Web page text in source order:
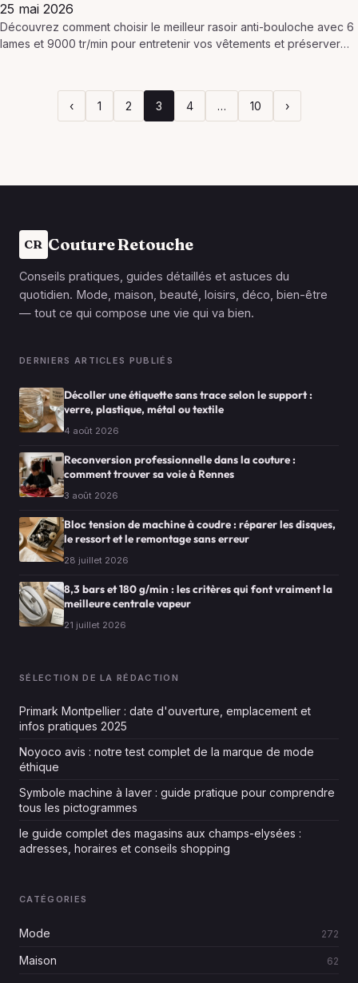
25 mai 2026
Découvrez comment choisir le meilleur rasoir anti-bouloche avec 6
lames et 9000 tr/min pour entretenir vos vêtements et préserver
‹ 1 2 3 4 … 10 ›
CR Couture Retouche
Conseils pratiques, guides détaillés et astuces du
quotidien. Mode, maison, beauté, loisirs, déco, bien-être
— tout ce qui compose une vie qui va bien.
DERNIERS ARTICLES PUBLIÉS
Décoller une étiquette sans trace selon le support :
verre, plastique, métal ou textile
4 août 2026
Reconversion professionnelle dans la couture :
comment trouver sa voie à Rennes
3 août 2026
Bloc tension de machine à coudre : réparer les disques,
le ressort et le remontage sans erreur
28 juillet 2026
8,3 bars et 180 g/min : les critères qui font vraiment la
meilleure centrale vapeur
21 juillet 2026
SÉLECTION DE LA RÉDACTION
Primark Montpellier : date d'ouverture, emplacement et
infos pratiques 2025
Noyoco avis : notre test complet de la marque de mode
éthique
Symbole machine à laver : guide pratique pour comprendre
tous les pictogrammes
le guide complet des magasins aux champs-elysées :
adresses, horaires et conseils shopping
CATÉGORIES
Mode 272
Maison 62